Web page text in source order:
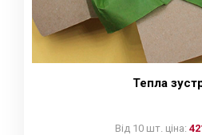
Тепла
Від 10 шт. ціна: